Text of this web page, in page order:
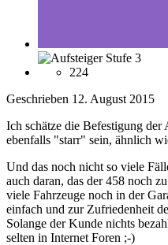
224
Geschrieben 12. August 2015
Ich schätze die Befestigung
ebenfalls "starr" sein, ähnlich
Und das noch nicht so viele
auch daran, das der 458 noch
viele Fahrzeuge noch in der
einfach und zur Zufriedenheit
Solange der Kunde nichts
selten in Internet Foren ;-)